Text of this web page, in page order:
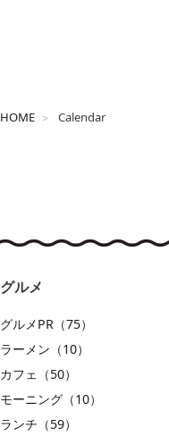
HOME Calendar
グルメ
グルメPR（75）
ラーメン（10）
カフェ（50）
モーニング（10）
ランチ（59）